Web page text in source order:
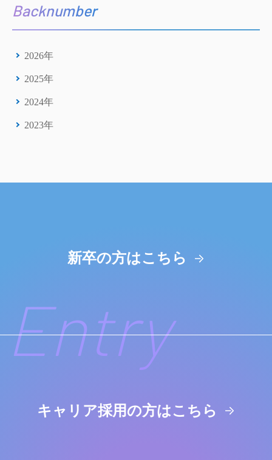
Backnumber
2026年
2025年
2024年
2023年
新卒の方はこちら
キャリア採用の方はこちら